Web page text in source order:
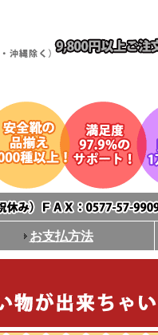
お支払方法